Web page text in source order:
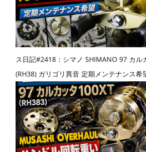
ス日記#2418：シマノ SHIMANO 97 カル
(RH38) ガリゴリ異音 定期メンテナンス希